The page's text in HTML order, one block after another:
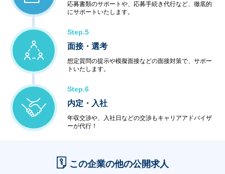
応募書類のサポートや、応募手続き代行など、徹底的
にサポートいたします。
Step.5
面接・選考
想定質問の提示や模擬面接などの面接対策で、サポー
トいたします。
Step.6
内定・入社
年収交渉や、入社日などの交渉もキャリアアドバイザ
ーが代行！
この企業の他の公開求人